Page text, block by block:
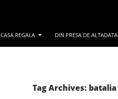
CASA REGALA DIN PRESA DE ALTADATA
Tag Archives: